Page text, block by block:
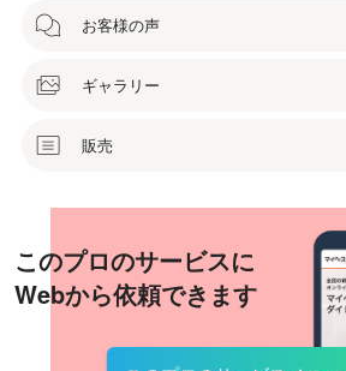
お客様の声
ギャラリー
販売
このプロのサービスに
Webから依頼できます